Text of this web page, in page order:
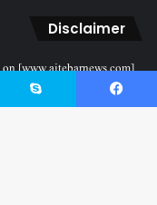
Disclaimer
[www.aitebarnews.com]
the authors. These views
News management. Any
Facebook
Skype